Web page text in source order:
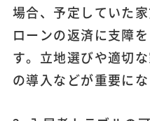
場合、予定していた
ローンの返済に支障
す。立地選びや適切
の導入などが重要にな